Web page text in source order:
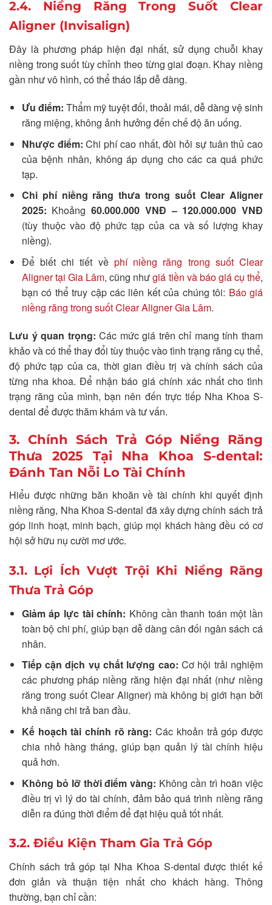
2.4. Niềng Răng Trong Suốt Clear
Aligner (Invisalign)
Đây là phương pháp hiện đại nhất, sử dụng chuỗi khay
niềng trong suốt tùy chỉnh theo từng giai đoạn. Khay niềng
gần như vô hình, có thể tháo lắp dễ dàng.
Ưu điểm: Thẩm mỹ tuyệt đối, thoải mái, dễ dàng vệ sinh
răng miệng, không ảnh hưởng đến chế độ ăn uống.
Nhược điểm: Chi phí cao nhất, đòi hỏi sự tuân thủ cao
của bệnh nhân, không áp dụng cho các ca quá phức
tạp.
Chi phí niềng răng thưa trong suốt Clear Aligner
2025: Khoảng60.000.000 VNĐ – 120.000.000 VNĐ
(tùy thuộc vào độ phức tạp của ca và số lượng khay
niềng).
Để biết chi tiết về phí niềng răng trong suốt Clear
Aligner tại Gia Lâm, cũng nhưgiá tiền và báo giá cụ thể,
bạn có thể truy cập các liên kết của chúng tôi: Báo giá
niềng răng trong suốt Clear Aligner Gia Lâm.
Lưu ý quan trọng: Các mức giá trên chỉ mang tính tham
khảo và có thể thay đổi tùy thuộc vào tình trạng răng cụ thể,
độ phức tạp của ca, thời gian điều trị và chính sách của
từng nha khoa. Để nhận báo giá chính xác nhất cho tình
trạng răng của mình, bạn nên đến trực tiếp Nha Khoa S-
dental để được thăm khám và tư vấn.
3. Chính Sách Trả Góp Niềng Răng
Thưa 2025 Tại Nha Khoa S-dental:
Đánh Tan Nỗi Lo Tài Chính
Hiểu được những băn khoăn về tài chính khi quyết định
niềng răng, Nha Khoa S-dental đã xây dựng chính sách trả
góp linh hoạt, minh bạch, giúp mọi khách hàng đều có cơ
hội sở hữu nụ cười mơ ước.
3.1. Lợi Ích Vượt Trội Khi Niềng Răng
Thưa Trả Góp
Giảm áp lực tài chính: Không cần thanh toán một lần
toàn bộ chi phí, giúp bạn dễ dàng cân đối ngân sách cá
nhân.
Tiếp cận dịch vụ chất lượng cao: Cơ hội trải nghiệm
các phương pháp niềng răng hiện đại nhất (như niềng
răng trong suốt Clear Aligner) mà không bị giới hạn bởi
khả năng chi trả ban đầu.
Kế hoạch tài chính rõ ràng: Các khoản trả góp được
chia nhỏ hàng tháng, giúp bạn quản lý tài chính hiệu
quả hơn.
Không bỏ lỡ thời điểm vàng: Không cần trì hoãn việc
điều trị vì lý do tài chính, đảm bảo quá trình niềng răng
diễn ra đúng thời điểm để đạt hiệu quả tốt nhất.
3.2. Điều Kiện Tham Gia Trả Góp
Chính sách trả góp tại Nha Khoa S-dental được thiết kế
đơn giản và thuận tiện nhất cho khách hàng. Thông
thường, bạn chỉ cần: